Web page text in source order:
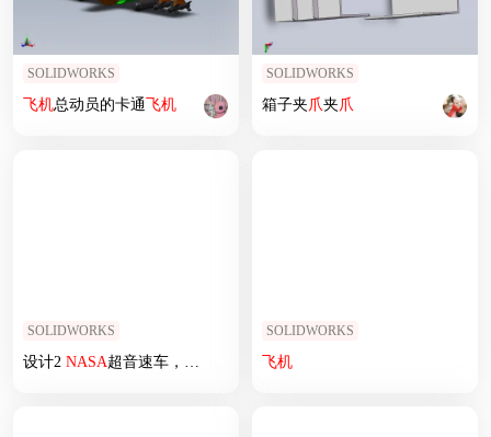
SOLIDWORKS
飞机总动员的卡通飞机
SOLIDWORKS
箱子夹爪夹爪
SOLIDWORKS
设计2 NASA超音速车，带2个鳍
SOLIDWORKS
飞机